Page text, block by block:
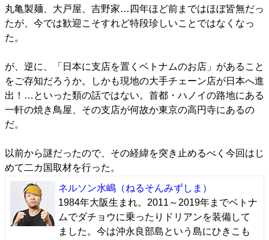
丸亀製麺、大戸屋、吉野家…四年ほど前まではほぼ皆無だっ
たが、今では歓迎こそすれど特段珍しいことではなくなっ
た。
が、逆に、「日本に支店を置くベトナムのお店」があること
をご存知だろうか。しかも現地の大手チェーン店が日本へ進
出！…といった類の話ではない。首都・ハノイの路地にある
一軒の焼き鳥屋、その支店が何故か東京の高円寺にあるの
だ。
以前から謎だったので、その経緯を突き止めるべく今回はじ
めて二カ国取材を行った。
ネルソン水嶋 （ねるそんみずしま）
1984年大阪生まれ。2011～2019年までベトナ
ムでダチョウに乗ったりドリアンを装備して
ました。今は沖永良部島という島にひきこも